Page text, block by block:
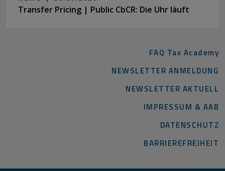
Transfer Pricing | Public CbCR: Die Uhr läuft
FAQ Tax Academy
NEWSLETTER ANMELDUNG
NEWSLETTER AKTUELL
IMPRESSUM & AAB
DATENSCHUTZ
BARRIEREFREIHEIT